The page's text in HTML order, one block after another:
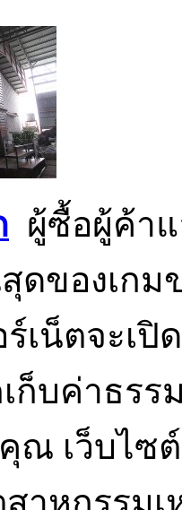
ผู้ซื้อผู้ค้า
ดของเกม
เน็ตจะเ
ก็บค่าธร
ณ เว็บไซ
าหกรรม